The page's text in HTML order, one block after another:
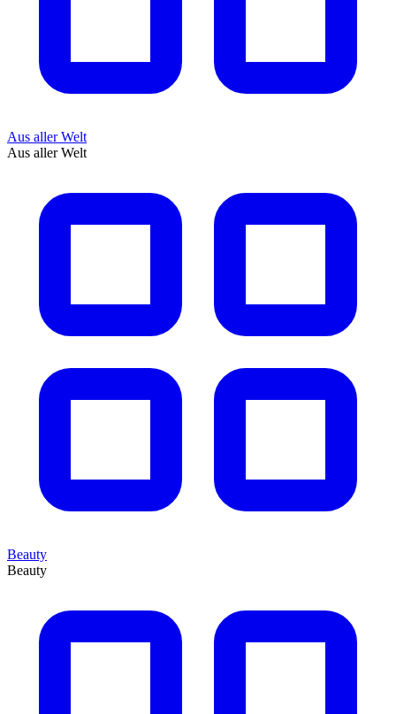
Aus aller Welt
Aus aller Welt
Beauty
Beauty